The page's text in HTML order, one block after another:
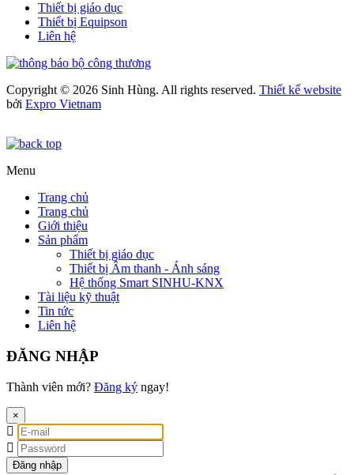
Thiết bị giáo dục
Thiết bị Equipson
Liên hệ
Copyright © 2026 Sinh Hùng. All rights reserved. Thiết kế website
bởi Expro Vietnam
Menu
Trang chủ
Trang chủ
Giới thiệu
Sản phẩm
Thiết bị giáo dục
Thiết bị Âm thanh - Ánh sáng
Hệ thống Smart SINHU-KNX
Tài liệu kỹ thuật
Tin tức
Liên hệ
ĐĂNG NHẬP
Thành viên mới? Đăng ký ngay!
×
Đăng nhập